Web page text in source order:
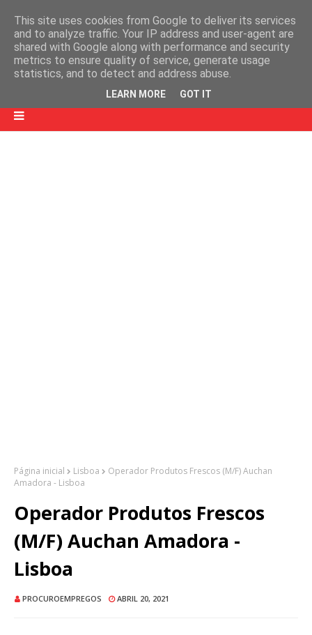
Página inicial Lisboa
Operador Produtos Frescos (M/F) Auchan
Amadora - Lisboa
Operador Produtos Frescos
(M/F) Auchan Amadora -
Lisboa
PROCUROEMPREGOS ABRIL 20, 2021
This site uses cookies from Google to deliver its services
and to analyze traffic. Your IP address and user-agent are
shared with Google along with performance and security
metrics to ensure quality of service, generate usage
statistics, and to detect and address abuse.
LEARN MORE GOT IT